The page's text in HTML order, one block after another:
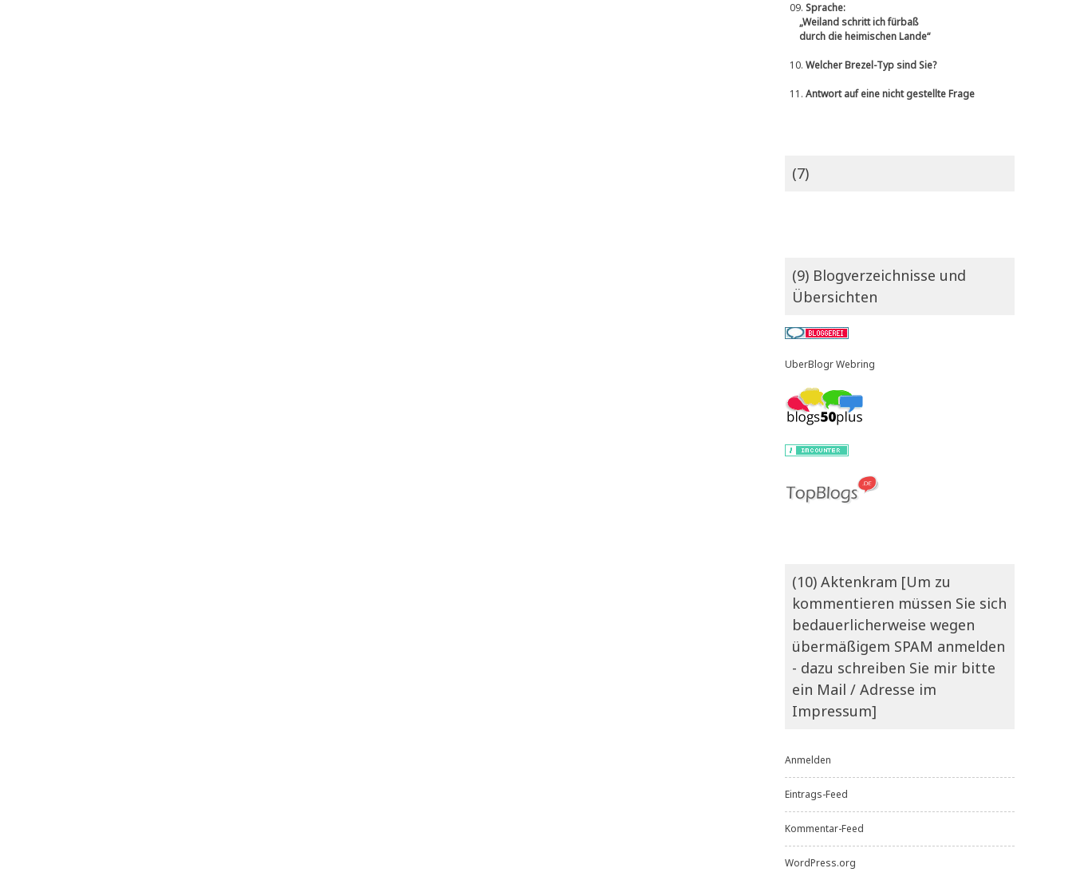
09. Sprache:
„Weiland schritt ich fürbaß
durch die heimischen Lande“
10. Welcher Brezel-Typ sind Sie?
11. Antwort auf eine nicht gestellte Frage
(7)
(9) Blogverzeichnisse und
Übersichten
UberBlogr Webring
(10) Aktenkram [Um zu
kommentieren müssen Sie sich
bedauerlicherweise wegen
übermäßigem SPAM anmelden
- dazu schreiben Sie mir bitte
ein Mail / Adresse im
Impressum]
Anmelden
Eintrags-Feed
Kommentar-Feed
WordPress.org